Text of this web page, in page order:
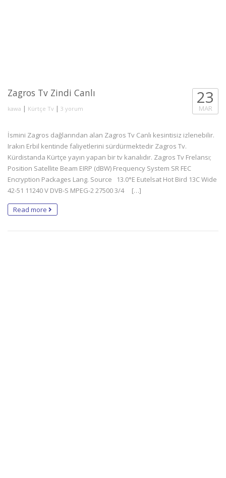
Link
Zagros Tv Zindi Canlı
kawa | Kürtçe Tv | 3 yorum
23
MAR
İsmini Zagros dağlarından alan Zagros Tv Canlı kesintisiz izlenebilir.
Irakın Erbil kentinde faliyetlerini sürdürmektedir Zagros Tv.
Kürdistanda Kürtçe yayın yapan bir tv kanalıdır. Zagros Tv Frelansı;
Position Satellite Beam EIRP (dBW) Frequency System SR FEC
Encryption Packages Lang. Source 13.0°E Eutelsat Hot Bird 13C Wide
42-51 11240 V DVB-S MPEG-2 27500 3/4 […]
Read more